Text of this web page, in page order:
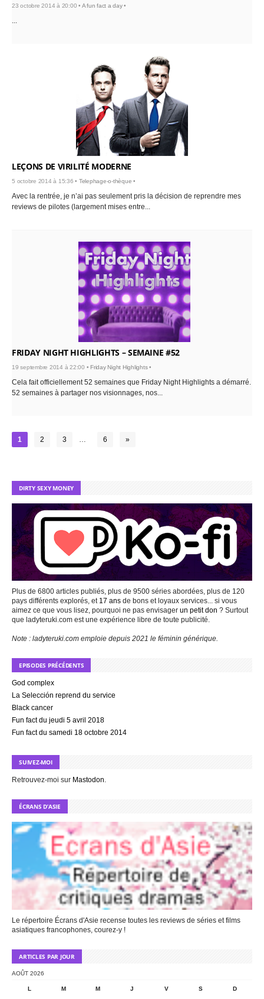
23 octobre 2014 à 20:00 • A fun fact a day•
LEÇONS DE VIRILITÉ MODERNE
5 octobre 2014 à 15:36 • Telephage-o-thèque •
Avec la rentrée, je n’ai pas seulement pris la décision de reprendre mes
reviews de pilotes (largement mises entre...
FRIDAY NIGHT HIGHLIGHTS – SEMAINE #52
19 septembre 2014 à 22:00 • Friday Night Highlights•
Cela fait officiellement 52 semaines que Friday Night Highlights a démarré.
52 semaines à partager nos visionnages, nos...
1 2 3 6 »
DIRTY SEXY MONEY
Plus de 6800 articles publiés, plus de 9500 séries abordées, plus de 120
pays différents explorés, et 17 ans de bons et loyaux services... si vous
aimez ce que vous lisez, pourquoi ne pas envisager un petit don ? Surtout
que ladyteruki.com est une expérience libre de toute publicité.
Note : ladyteruki.com emploie depuis 2021 le féminin générique.
EPISODES PRÉCÉDENTS
God complex
La Selección reprend du service
Black cancer
Fun fact du jeudi 5 avril 2018
Fun fact du samedi 18 octobre 2014
SUIVEZ-MOI
Retrouvez-moi sur Mastodon
ÉCRANS D’ASIE
Le répertoire Écrans d'Asie recense toutes les reviews de séries et films
asiatiques francophones, courez-y !
ARTICLES PAR JOUR
AOÛT 2026
L M M J V S D